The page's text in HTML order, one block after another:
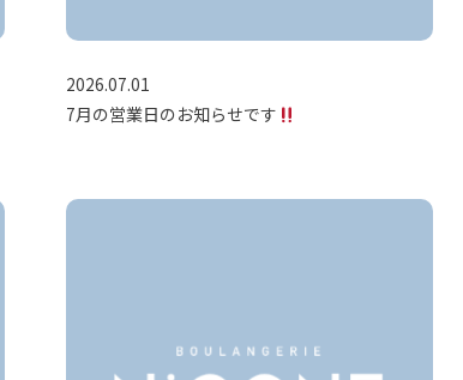
2026.07.01
7月の営業日のお知らせです